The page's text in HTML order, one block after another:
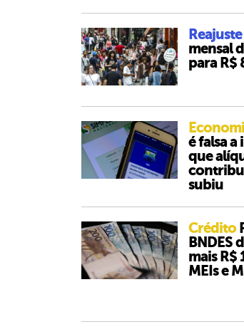
Reajuste
mensal
para R$
é falsa
que
subiu
Crédito
BNDES
mais R$
MEIs e